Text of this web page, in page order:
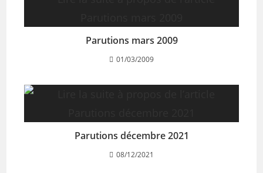
Parutions mars 2009
01/03/2009
Parutions décembre 2021
08/12/2021